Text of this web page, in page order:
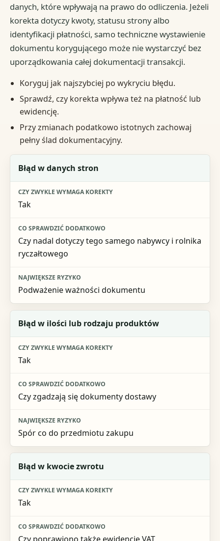
danych, które wpływają na prawo do odliczenia. Jeżeli
korekta dotyczy kwoty, statusu strony albo
identyfikacji płatności, samo techniczne wystawienie
dokumentu korygującego może nie wystarczyć bez
uporządkowania całej dokumentacji transakcji.
Koryguj jak najszybciej po wykryciu błędu.
Sprawdź, czy korekta wpływa też na płatność lub
ewidencję.
Przy zmianach podatkowo istotnych zachowaj
pełny ślad dokumentacyjny.
Rodzaj problemu
Czy zwykle wymaga korekty
Błąd w danych stron
Tak
Czy nadal dotyczy tego samego nabywcy i rolnika
ryczałtowego
Podważenie ważności dokumentu
Błąd w ilości lub rodzaju produktów
Tak
Czy zgadzają się dokumenty dostawy
Spór co do przedmiotu zakupu
Błąd w kwocie zwrotu
Tak